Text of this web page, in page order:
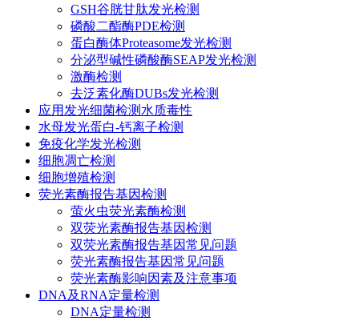
GSH谷胱甘肽发光检测
磷酸二酯酶PDE检测
蛋白酶体Proteasome发光检测
分泌型碱性磷酸酶SEAP发光检测
激酶检测
去泛素化酶DUBs发光检测
应用发光细菌检测水质毒性
水母发光蛋白-钙离子检测
免疫化学发光检测
细胞凋亡检测
细胞增殖检测
荧光素酶报告基因检测
萤火虫荧光素酶检测
双荧光素酶报告基因检测
双荧光素酶报告基因常见问题
荧光素酶报告基因常见问题
荧光素酶影响因素及注意事项
DNA及RNA定量检测
DNA定量检测